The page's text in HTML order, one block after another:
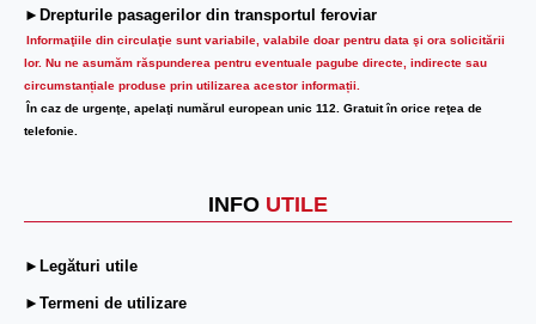
►Drepturile pasagerilor din transportul feroviar
Informaţiile din circulaţie sunt variabile, valabile doar pentru data şi ora solicitării
lor. Nu ne asumăm răspunderea pentru eventuale pagube directe, indirecte sau
circumstanțiale produse prin utilizarea acestor informații.
În caz de urgenţe, apelaţi numărul european unic 112. Gratuit în orice reţea de
telefonie.
INFO UTILE
►Legături utile
►Termeni de utilizare